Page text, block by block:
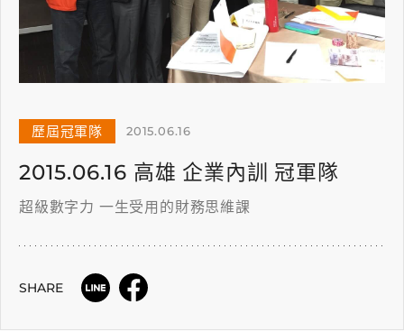
歷屆冠軍隊 2015.06.16
2015.06.16 高雄 企業內訓 冠軍隊
超級數字力 一生受用的財務思維課
SHARE